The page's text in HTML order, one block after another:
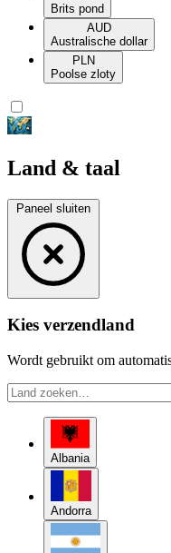
Brits pond
AUD
Australische dollar
PLN
Poolse zloty
Land & taal
Paneel sluiten
Kies verzendland
Wordt gebruikt om
Albania
Andorra